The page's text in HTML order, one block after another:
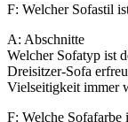
F: Welcher Sofastil
A: Abschnitte
Welcher Sofatyp ist
Dreisitzer-Sofa
Vielseitigkeit immer
F: Welche Sofafarbe